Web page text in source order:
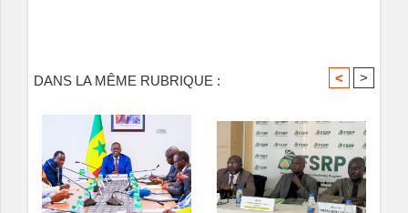
DANS LA MÊME RUBRIQUE : < >